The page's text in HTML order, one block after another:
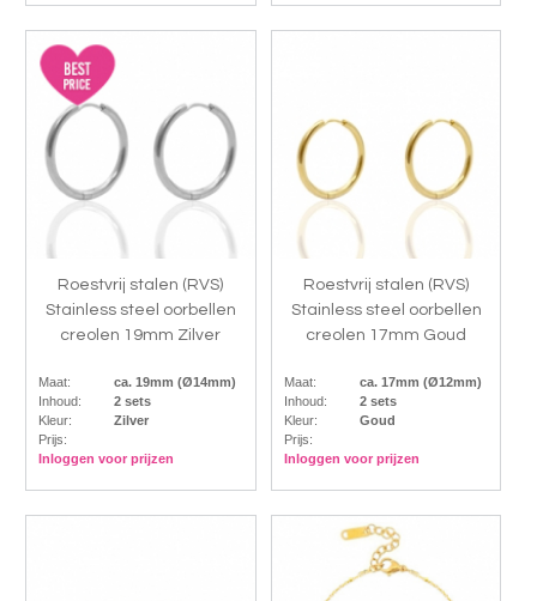
Roestvrij stalen (RVS)
Stainless steel oorbellen
creolen 19mm Zilver
Maat:
ca. 19mm (Ø14mm)
Inhoud:
2 sets
Kleur:
Zilver
Prijs:
Inloggen voor prijzen
Roestvrij stalen (RVS)
Stainless steel oorbellen
creolen 17mm Goud
Maat:
ca. 17mm (Ø12mm)
Inhoud:
2 sets
Kleur:
Goud
Prijs:
Inloggen voor prijzen